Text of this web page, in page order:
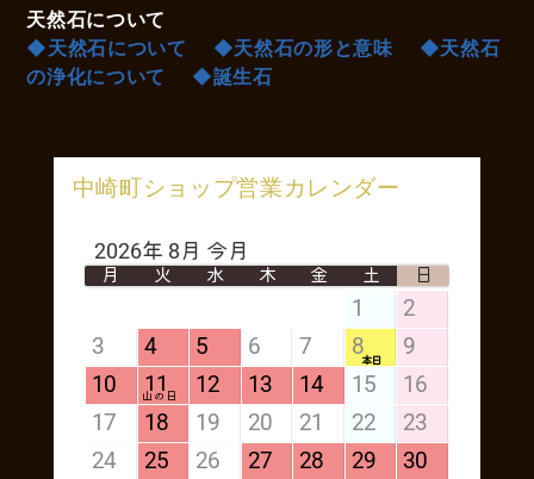
天然石について
◆天然石について
◆天然石の形と意味
◆天然石
の浄化について
◆誕生石
中崎町ショップ営業カレンダー